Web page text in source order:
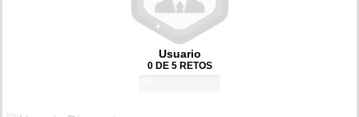
Usuario
0 DE 5 RETOS